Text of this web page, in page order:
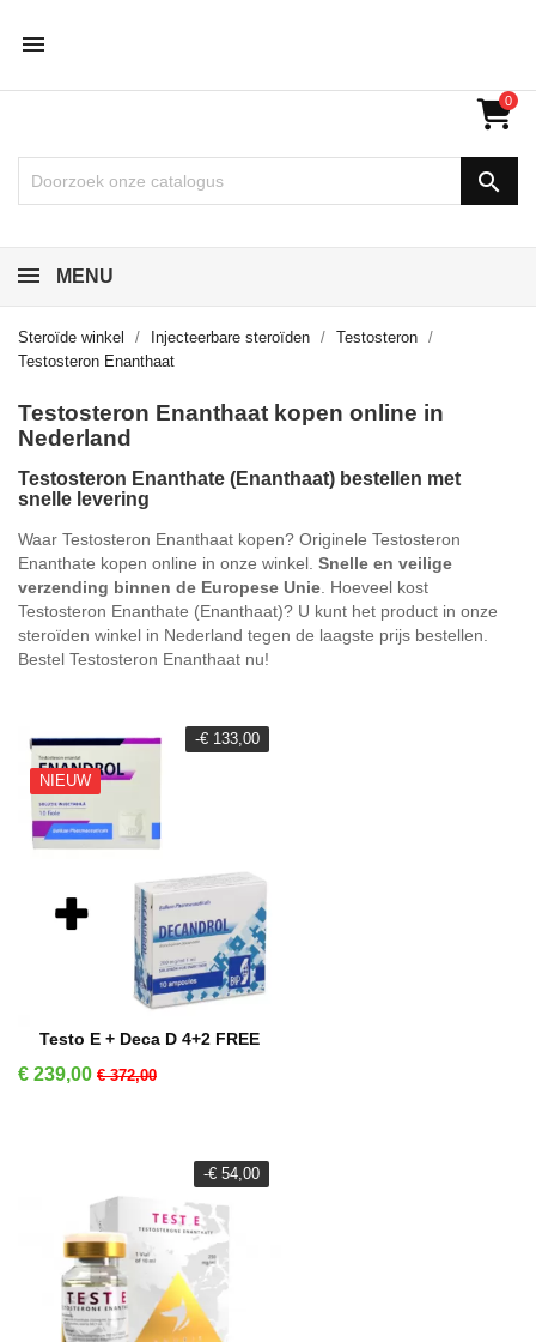

0

MENU
Steroïde winkel Injecteerbare steroïden
Testosteron
Testosteron Enanthaat
Testosteron Enanthaat kopen online in
Nederland
Testosteron Enanthate (Enanthaat) bestellen met
snelle levering
Waar Testosteron Enanthaat kopen? Originele Testosteron
Enanthate kopen online in onze winkel. Snelle en veilige
verzending binnen de Europese Unie . Hoeveel kost
Testosteron Enanthate (Enanthaat)? U kunt het product in onze
steroïden winkel in Nederland tegen de laagste prijs bestellen.
Bestel Testosteron Enanthaat nu!
-€ 133,00
NIEUW
IN WINKELMAND
Testo E + Deca D 4+2 FREE
Prijs
€ 239,00 Normale prijs
€ 372,00
-€ 54,00